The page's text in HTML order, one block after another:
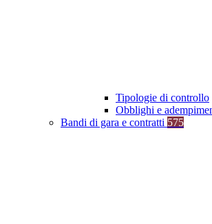
Tipologie di controllo
Obblighi e
Bandi di gara e contratti 575